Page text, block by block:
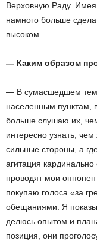
Верховную Раду.
намного больше
высоком.
— Каким образом
— В сумасшедшем
населенным пунктам,
больше слушаю их,
интересно узнать,
сильные стороны, а
агитация кардинально
проводят мои
покупаю голоса «за
обещаниями. Я
делюсь опытом и
позиция, они